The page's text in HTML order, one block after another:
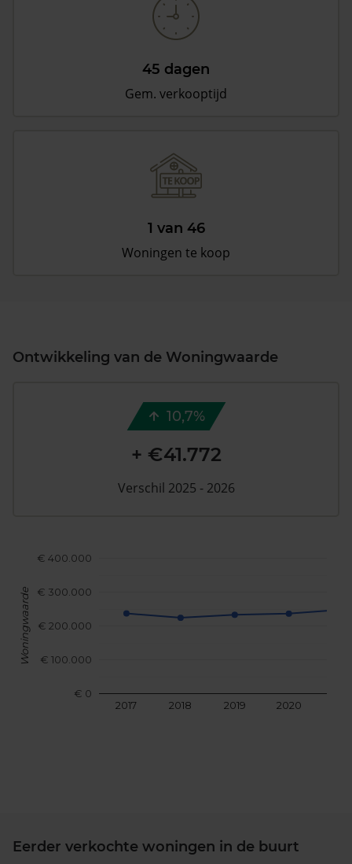
45 dagen
Gem. verkooptijd
1 van 46
Woningen te koop
Ontwikkeling van de Woningwaarde
2017 2018 2019 2020
€ 0
€ 100.000
€ 200.000
€ 300.000
€ 400.000
Woningwaarde
10,7%
+ €41.772
Verschil 2025 - 2026
Eerder verkochte woningen in de buurt